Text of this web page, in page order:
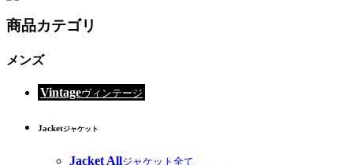
商品カテゴリ
メンズ
Vintageヴィンテージ
Jacketジャケット
Jacket Allジャケット全て